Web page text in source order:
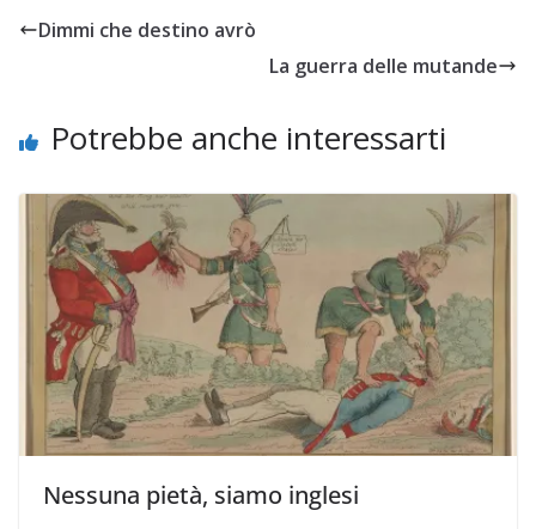
Dimmi che destino avrò
La guerra delle mutande
Potrebbe anche interessarti
Nessuna pietà, siamo inglesi